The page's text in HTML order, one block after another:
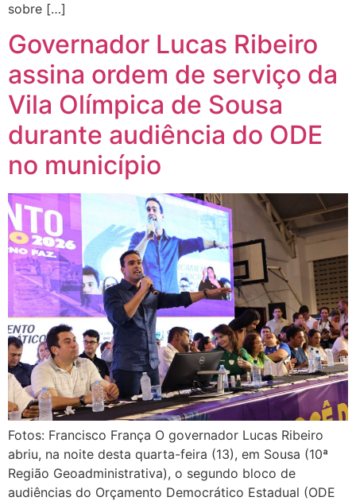
sobre […]
Governador Lucas Ribeiro
assina ordem de serviço da
Vila Olímpica de Sousa
durante audiência do ODE
no município
Fotos: Francisco França O governador Lucas Ribeiro
abriu, na noite desta quarta-feira (13), em Sousa (10ª
Região Geoadministrativa), o segundo bloco de
audiências do Orçamento Democrático Estadual (ODE